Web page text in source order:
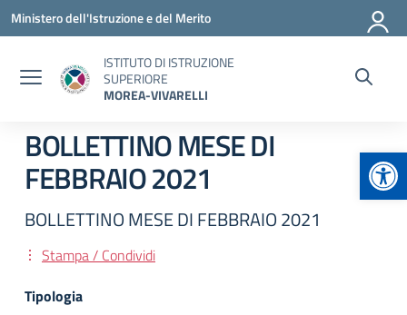
Vai ai contenuti
Vai al menu di navigazione
Vai al footer
Ministero dell'Istruzione e del Merito
ISTITUTO DI ISTRUZIONE
SUPERIORE
MOREA-VIVARELLI
BOLLETTINO MESE DI
FEBBRAIO 2021
BOLLETTINO MESE DI FEBBRAIO 2021
Stampa / Condividi
Tipologia